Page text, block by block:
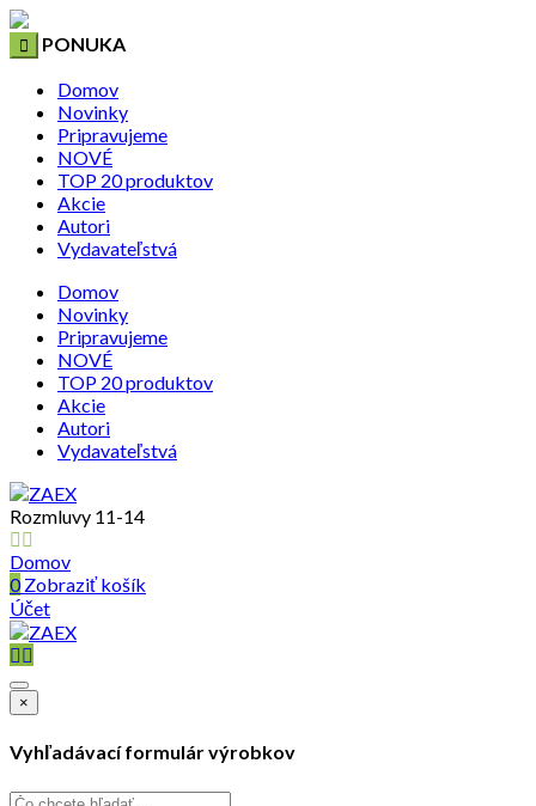
PONUKA
Domov
Novinky
Pripravujeme
NOVÉ
TOP 20 produktov
Akcie
Autori
Vydavateľstvá
Domov
Novinky
Pripravujeme
NOVÉ
TOP 20 produktov
Akcie
Autori
Vydavateľstvá
Rozmluvy 11-14
Domov
0Zobraziť košík
Účet
×
Vyhľadávací formulár výrobkov